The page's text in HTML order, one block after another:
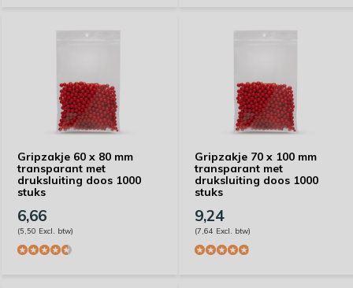
Gripzakje 60 x 80 mm
transparant met
druksluiting doos 1000
stuks
6,66
(5,50 Excl. btw)
Gripzakje 70 x 100 mm
transparant met
druksluiting doos 1000
stuks
9,24
(7,64 Excl. btw)